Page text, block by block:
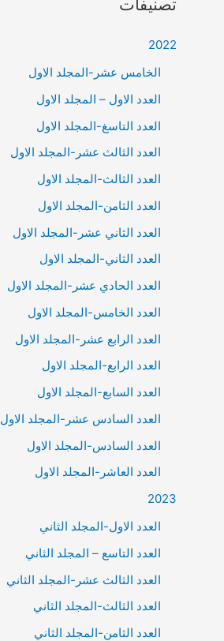
تصنيفات
2022
الخامس عشر-المجلد الاول
العدد الاول – المجلد الاول
العدد التاسغ-المجلد الاول
العدد الثالث عشر-المجلد الاول
العدد الثالث-المجلد الاول
العدد الثامن-المجلد الاول
العدد الثاني عشر-المجلد الاول
العدد الثاني-المجلد الاول
العدد الحادي عشر-المجلد الاول
العدد الخامس-المجلد الاول
العدد الرابع عشر-المجلد الاول
العدد الرابع-المجلد الاول
العدد السابع-المجلد الاول
العدد السادس عشر-المجلد الاول
العدد السادس-المجلد الاول
العدد العاشر-المجلد الاول
2023
العدد الاول-المجلد الثاني
العدد التاسع – المجلد الثاني
العدد الثالث عشر-المجلد الثاني
العدد الثالث-المجلد الثاني
العدد الثامن-المجلد الثاني